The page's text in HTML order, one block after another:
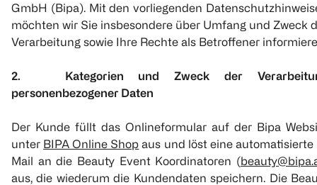
GmbH (Bipa). Mit den vorliegenden
möchten wir Sie insbesondere über Umfang und Zweck
Verarbeitung sowie Ihre Rechte als Betroffener
2. Kategorien und Zweck der
personenbezogener Daten
Der Kunde füllt das Onlineformular auf der Bipa
unter BIPA Online Shop aus und löst eine automatisierte
Mail an die Beauty Event Koordinatoren (
aus, die wiederum die Kundendaten speichern. Die